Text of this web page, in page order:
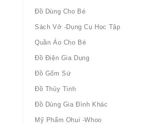
Đồ Dùng Cho Bé
Sách Vở -dụng Cụ Học Tập
Quần Áo Cho Bé
Đồ Điện Gia Dụng
Đồ Gốm Sứ
Đồ Thủy Tinh
Đồ Dùng Gia Đình Khác
Mỹ Phẩm Ohui -whoo